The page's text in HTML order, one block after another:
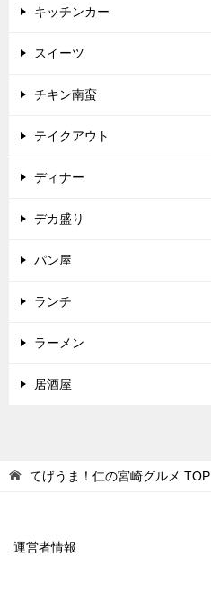
キッチンカー
スイーツ
チキン南蛮
テイクアウト
ディナー
デカ盛り
パン屋
ランチ
ラーメン
居酒屋
てげうま！仁の宮崎グルメ TOP
運営者情報